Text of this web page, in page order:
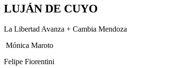
LUJÁN DE CUYO
La Libertad Avanza + Cambia Mendoza
Mónica Maroto
Felipe Fiorentini